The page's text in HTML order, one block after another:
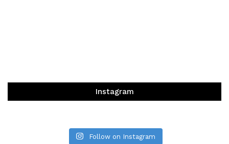
Instagram
Follow on Instagram